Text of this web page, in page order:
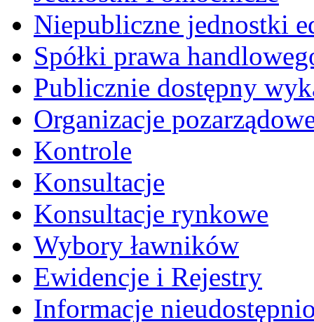
Niepubliczne jednostki
Spółki prawa
Publicznie dostępny
Organizacje
Kontrole
Konsultacje
Konsultacje rynkowe
Wybory ławników
Ewidencje i Rejestry
Informacje